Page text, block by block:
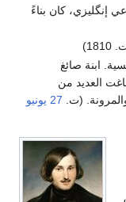
إنگليزي، كان بناءً
ابنة صائغ
العديد من
(ت. 27 يونيو
،